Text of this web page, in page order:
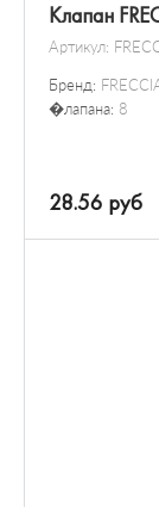
Клапан
Артикул:
Бренд:
�лапана: 8
28.56 руб